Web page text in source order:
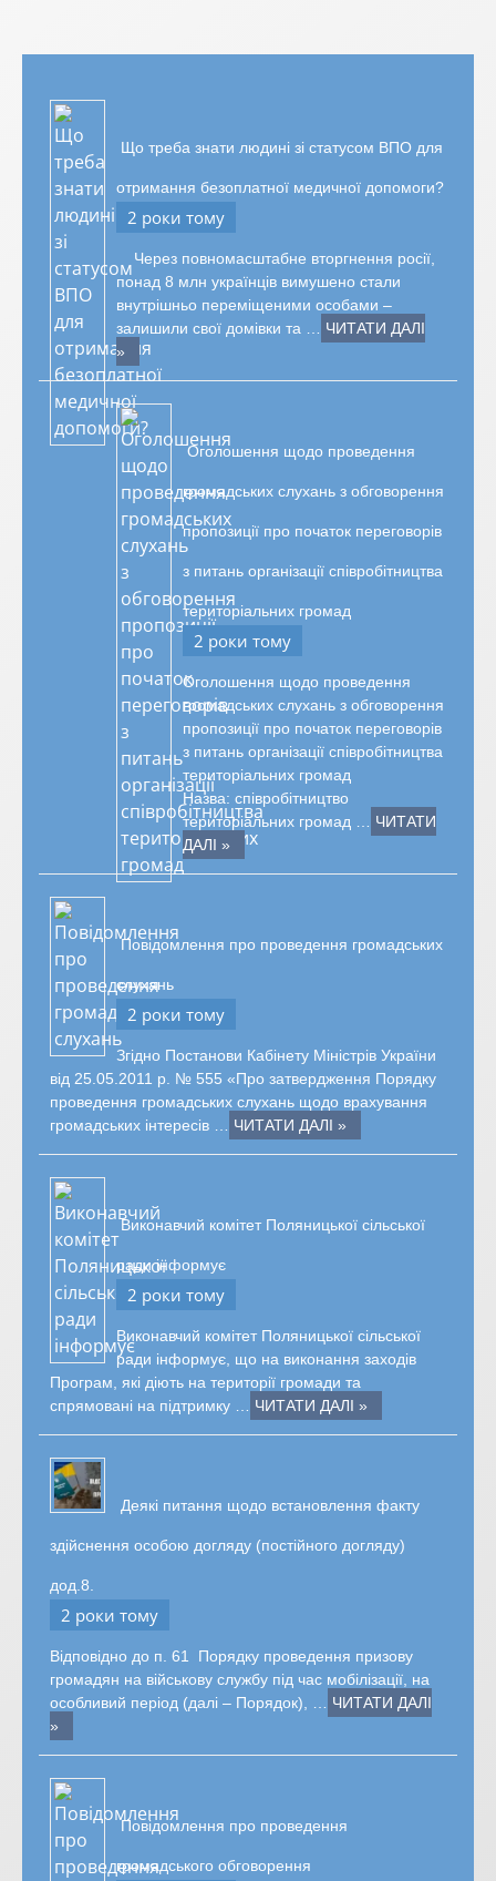
Що треба знати людині зі статусом ВПО для
отримання безоплатної медичної допомоги?
2 роки тому
Через повномасштабне вторгнення росії,
понад 8 млн українців вимушено стали
внутрішньо переміщеними особами –
залишили свої домівки та …
ЧИТАТИ ДАЛІ
»
Оголошення щодо проведення
громадських слухань з обговорення
пропозиції про початок переговорів
з питань організації співробітництва
територіальних громад
2 роки тому
Оголошення щодо проведення
громадських слухань з обговорення
пропозиції про початок переговорів
з питань організації співробітництва
територіальних громад
Назва: співробітництво
територіальних громад …
ЧИТАТИ
ДАЛІ »
Повідомлення про проведення громадських
слухань
2 роки тому
Згідно Постанови Кабінету Міністрів України
від 25.05.2011 р. № 555 «Про затвердження Порядку
проведення громадських слухань щодо врахування
громадських інтересів …
ЧИТАТИ ДАЛІ »
Виконавчий комітет Поляницької сільської
ради інформує
2 роки тому
Виконавчий комітет Поляницької сільської
ради інформує, що на виконання заходів
Програм, які діють на території громади та
спрямовані на підтримку …
ЧИТАТИ ДАЛІ »
Деякі питання щодо встановлення факту
здійснення особою догляду (постійного догляду)
дод.8.
2 роки тому
Відповідно до п. 61 Порядку проведення призову
громадян на військову службу під час мобілізації, на
особливий період (далі – Порядок), …
ЧИТАТИ ДАЛІ
»
Повідомлення про проведення
громадського обговорення